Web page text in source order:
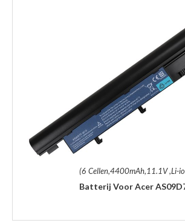
(6 Cellen,4400mAh,11.1V ,Li-
Batterij Voor Acer